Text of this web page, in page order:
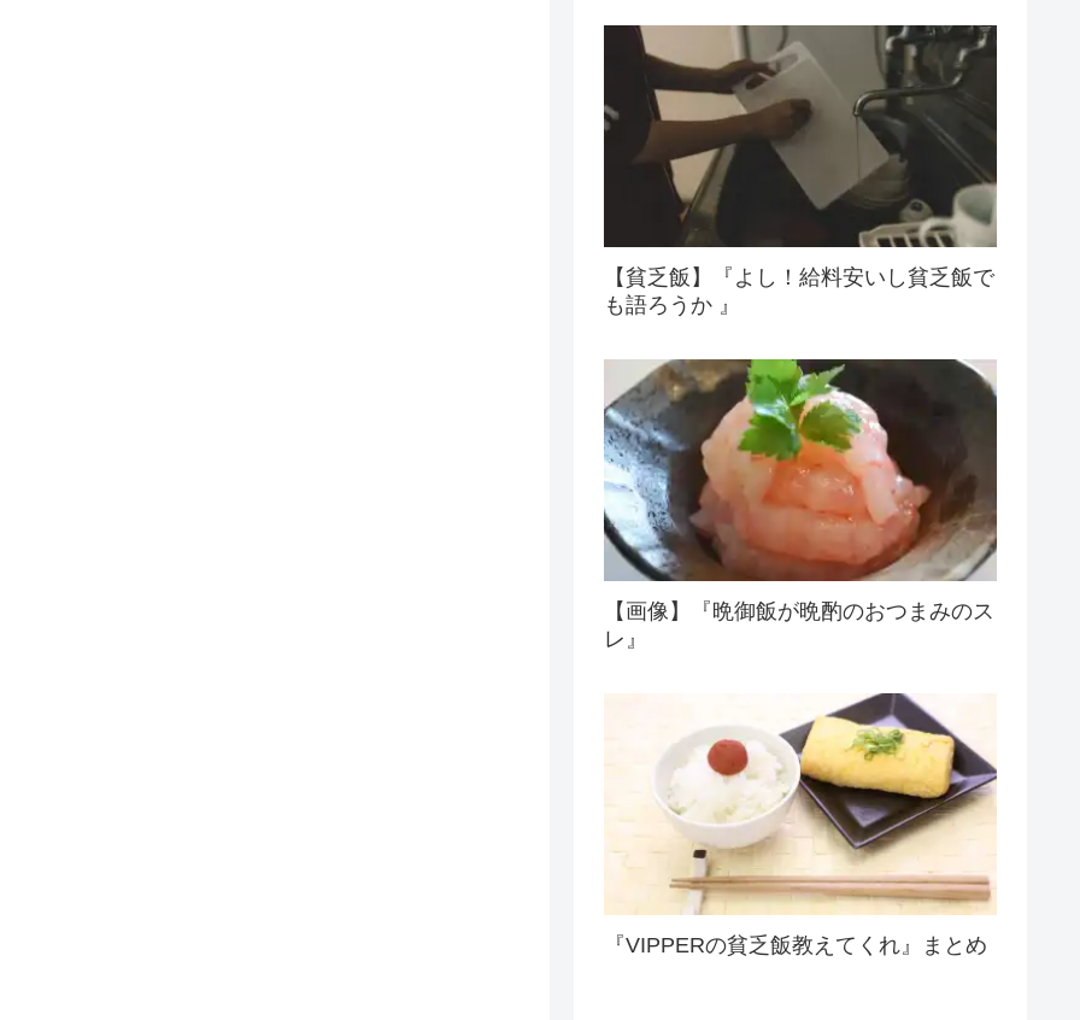
【貧乏飯】『よし！給料安いし貧乏飯で
も語ろうか 』
【画像】『晩御飯が晩酌のおつまみのス
レ』
『VIPPERの貧乏飯教えてくれ』まとめ